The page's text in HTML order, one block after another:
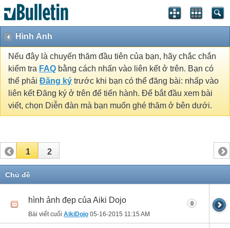
Hình Ảnh
Nếu đây là chuyến thăm đầu tiên của bạn, hãy chắc chắn
kiểm tra FAQ bằng cách nhấn vào liên kết ở trên. Bạn có
thể phải Đăng ký trước khi bạn có thể đăng bài: nhấp vào
liên kết Đăng ký ở trên để tiến hành. Để bắt đầu xem bài
viết, chọn Diễn đàn mà bạn muốn ghé thăm ở bên dưới.
1 2
Chủ đề
hình ảnh đẹp của Aiki Dojo
Bài viết cuối AikiDojo 05-16-2015 11:15 AM
0